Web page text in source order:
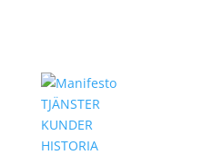
TJÄNSTER
KUNDER
HISTORIA